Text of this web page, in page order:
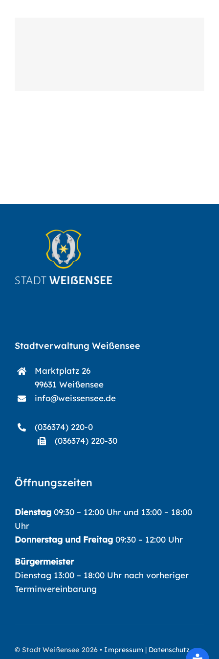
Stadtverwaltung Weißensee
Marktplatz 26
99631 Weißensee
info@weissensee.de
(036374) 220-0
(036374) 220-30
Öffnungszeiten
Dienstag09:30 – 12:00 Uhr und 13:00 – 18:00
Uhr
Donnerstag und Freitag09:30 – 12:00 Uhr
Bürgermeister
Dienstag 13:00 – 18:00 Uhr nach vorheriger
Terminvereinbarung
© Stadt Weißensee 2026 • Impressum | Datenschutz